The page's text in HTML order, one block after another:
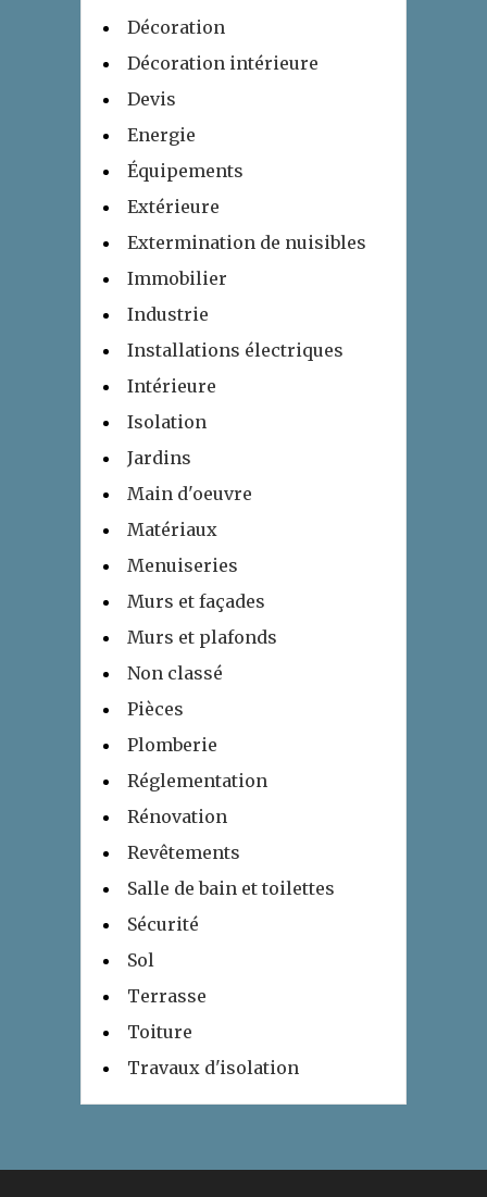
Décoration
Décoration intérieure
Devis
Energie
Équipements
Extérieure
Extermination de nuisibles
Immobilier
Industrie
Installations électriques
Intérieure
Isolation
Jardins
Main d'oeuvre
Matériaux
Menuiseries
Murs et façades
Murs et plafonds
Non classé
Pièces
Plomberie
Réglementation
Rénovation
Revêtements
Salle de bain et toilettes
Sécurité
Sol
Terrasse
Toiture
Travaux d'isolation